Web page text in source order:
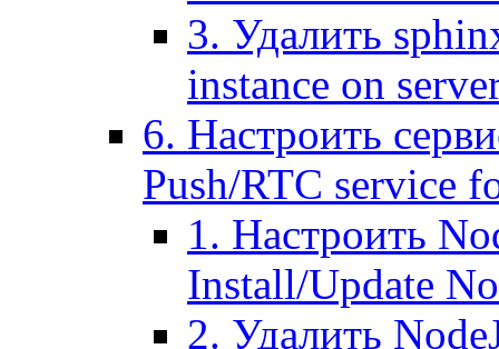
3. Удалить
instance on
6. Настроить
Push/RTC service
1. Настроить
Install/Update
2. Удалить